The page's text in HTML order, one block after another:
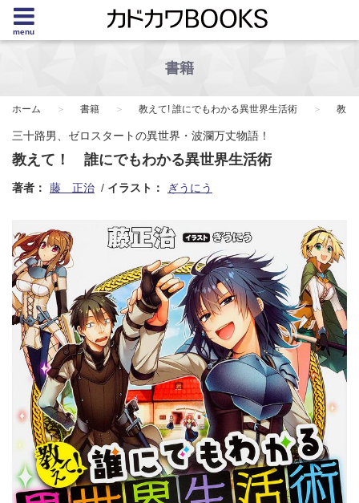
menu
書籍
ホーム 書籍 教えて! 誰にでもわかる異世界生活術 教え
三十路男、ゼロスタートの異世界・波瀾万丈物語！
教えて！ 誰にでもわかる異世界生活術
著者： 藤 正治 イラスト： ぎうにう